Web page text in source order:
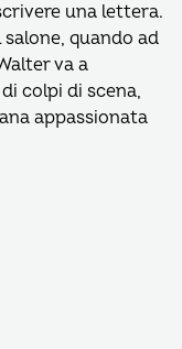
una lettera.
quando ad
va a
colpi di scena,
appassionata